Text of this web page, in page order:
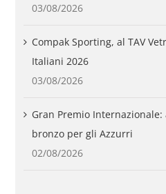
03/08/2026
Compak Sporting, al TAV
Italiani 2026
03/08/2026
Gran Premio
bronzo per gli Azzurri
02/08/2026